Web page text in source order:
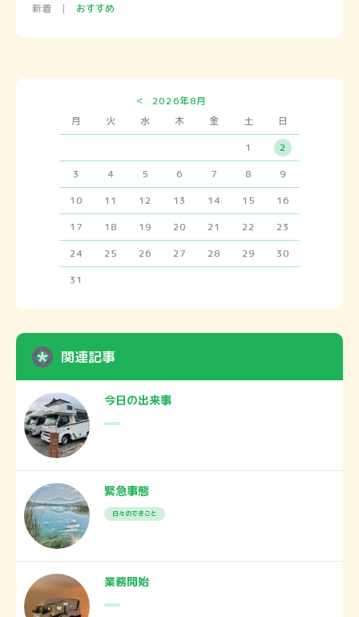
新着 おすすめ
<
2026年8月
月
火 水 木 金 土
日
1
2
3
4 5 6 7 8
9
10
11 12 13 14 15
16
17
18 19 20 21 22
23
24
25 26 27 28 29
30
31
関連記事
今日の出来事
緊急事態
日々のできごと
業務開始